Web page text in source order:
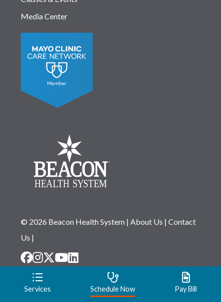
Media Center
© 2026 Beacon Health System| About Us | Contact
Us |
Disclaimer Notice of Privacy Practices
Website
Privacy Statement
Notice of Non-Discrimination
Services Schedule Now Pay Bill